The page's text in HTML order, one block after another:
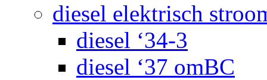
diesel elektrisch
diesel ‘34-3
diesel ‘37 omBC